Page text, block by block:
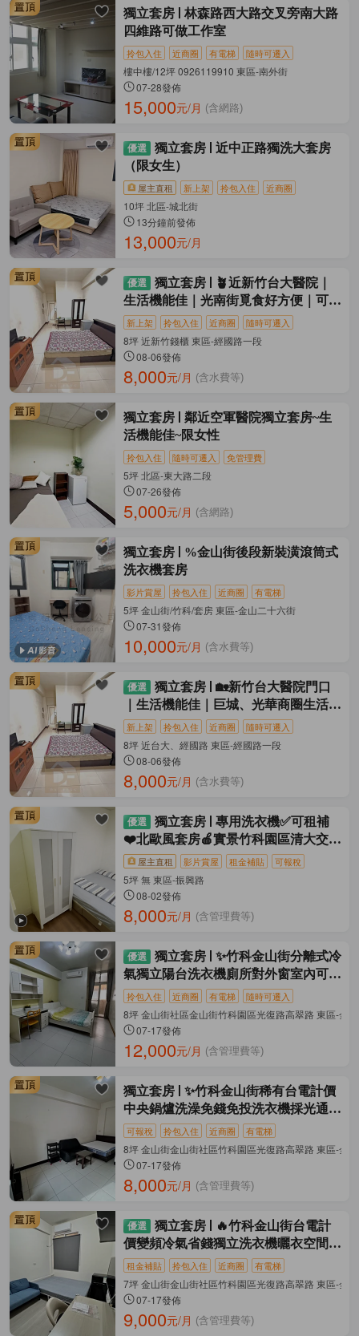
獨立套房
林森路西大路交叉旁南大路
四維路可做工作室
拎包入住 近商圈 有電梯 隨時可遷入
樓中樓/12坪 0926119910 東區-南外街
07-28發佈
15,000元/月 (含網路)
獨立套房
近中正路獨洗大套房
（限女生）
屋主直租 新上架 拎包入住 近商圈
10坪 北區-城北街
13分鐘前發佈
13,000元/月
獨立套房
🪴近新竹台大醫院｜
生活機能佳｜光南街覓食好方便｜可停
機車
新上架 拎包入住 近商圈 隨時可遷入
8坪 近新竹錢櫃 東區-經國路一段
08-06發佈
8,000元/月 (含水費等)
獨立套房
鄰近空軍醫院獨立套房~生
活機能佳~限女性
拎包入住 隨時可遷入 免管理費
5坪 北區-東大路二段
07-26發佈
5,000元/月 (含網路)
獨立套房
%金山街後段新裝潢滾筒式
洗衣機套房
影片賞屋 拎包入住 近商圈 有電梯
5坪 金山街/竹科/套房 東區-金山二十六街
07-31發佈
10,000元/月 (含水費等)
獨立套房
🏡新竹台大醫院門口
｜生活機能佳｜巨城、光華商圈生活便
利🏡
新上架 拎包入住 近商圈 隨時可遷入
8坪 近台大、經國路 東區-經國路一段
08-06發佈
8,000元/月 (含水費等)
獨立套房
專用洗衣機✅可租補
❤️北歐風套房🍎實景竹科園區清大交大
中華屋主直租 影片賞屋 租金補貼 可報稅
5坪 無 東區-振興路
08-02發佈
8,000元/月 (含管理費等)
獨立套房
✨竹科金山街分離式冷
氣獨立陽台洗衣機廁所對外窗室內可停
機車✨
拎包入住 近商圈 有電梯 隨時可遷入
8坪 金山街社區金山街竹科園區光復路高翠路 東區-金
07-17發佈
12,000元/月 (含管理費等)
獨立套房
✨竹科金山街稀有台電計價
中央鍋爐洗澡免錢免投洗衣機採光通風
佳
可報稅 拎包入住 近商圈 有電梯
8坪 金山街金山街社區竹科園區光復路高翠路 東區-金
07-17發佈
8,000元/月 (含管理費等)
獨立套房
🔥竹科金山街台電計
價變頻冷氣省錢獨立洗衣機曬衣空間室
內機車
租金補貼 拎包入住 近商圈 有電梯
7坪 金山街金山街社區竹科園區光復路高翠路 東區-金
07-17發佈
9,000元/月 (含管理費等)